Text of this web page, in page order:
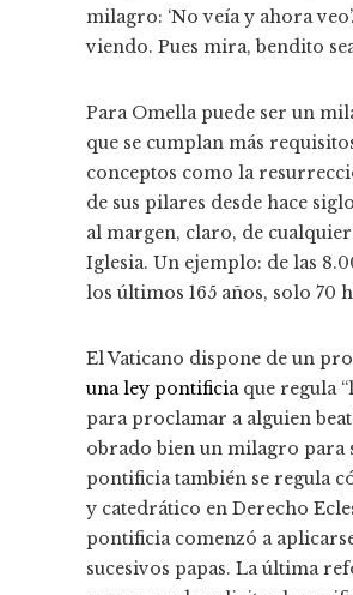
milagro: ‘No veía y ahora
viendo. Pues mira, bendito
Para Omella puede ser un
que se cumplan más
conceptos como la
de sus pilares desde hace
al margen, claro, de
Iglesia. Un ejemplo: de las
los últimos 165 años, solo 70
El Vaticano dispone de un
una ley pontificia que regula
para proclamar a alguien
obrado bien un milagro para
pontificia también se regula
y catedrático en Derecho
pontificia comenzó a
sucesivos papas. La última